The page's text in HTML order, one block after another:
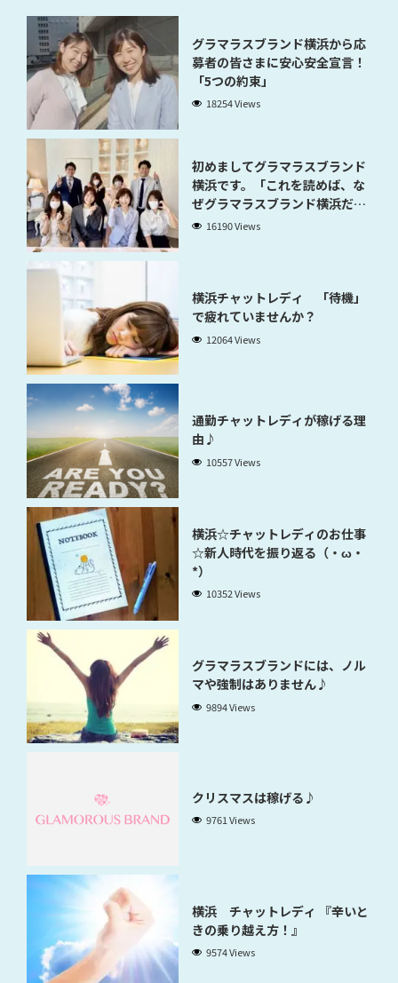
グラマラスブランド横浜から応
募者の皆さまに安心安全宣言！
「5つの約束」
18254 Views
初めましてグラマラスブランド
横浜です。「これを読めば、な
ぜグラマラスブランド横浜だと
稼げるのかが分かります」
16190 Views
横浜チャットレディ 「待機」
で疲れていませんか？
12064 Views
通勤チャットレディが稼げる理
由♪
10557 Views
横浜☆チャットレディのお仕事
☆新人時代を振り返る（・ω・
*）
10352 Views
グラマラスブランドには、ノル
マや強制はありません♪
9894 Views
クリスマスは稼げる♪
9761 Views
横浜 チャットレディ 『辛いと
きの乗り越え方！』
9574 Views